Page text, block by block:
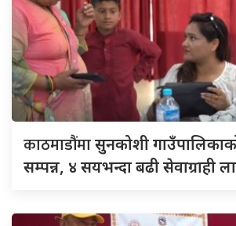
काठमाडौंमासुनकोशी
सम्पन्न, ४ सयभन्दा बढी सेवाग्राही